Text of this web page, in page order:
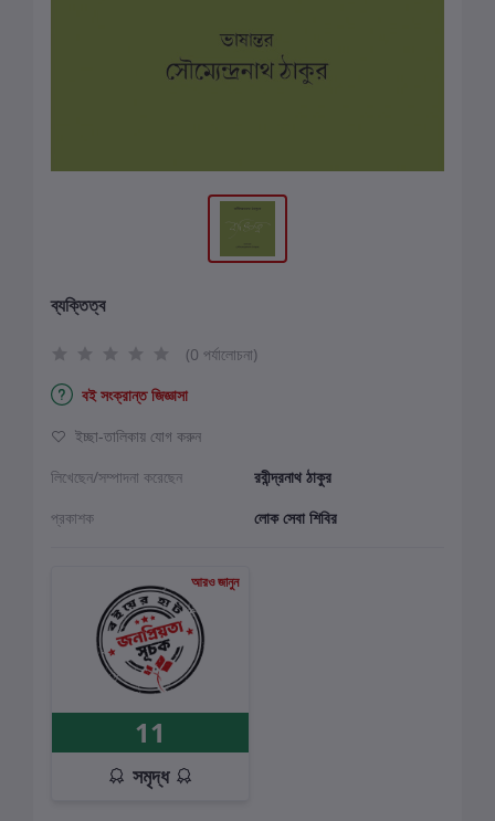
ব্যক্তিত্ব
(0 পর্যালোচনা)
বই সংক্রান্ত জিজ্ঞাসা
ইচ্ছা-তালিকায় যোগ করুন
লিখেছেন/সম্পাদনা করেছেন
রবীন্দ্রনাথ ঠাকুর
প্রকাশক
লোক সেবা শিবির
আরও জানুন
11
সমৃদ্ধ